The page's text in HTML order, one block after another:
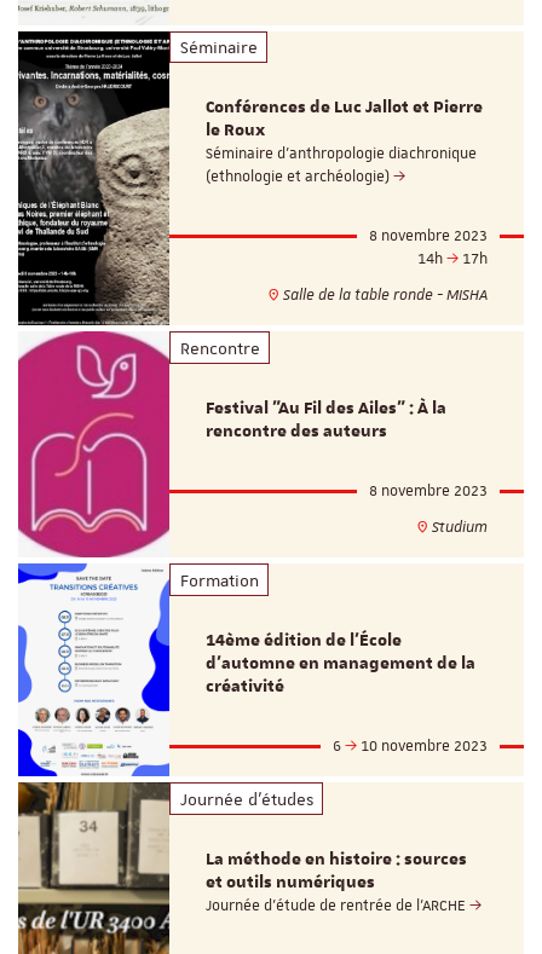
Séminaire
Conférences de Luc Jallot et Pierre
le Roux
Séminaire d'anthropologie diachronique
(ethnologie et archéologie)
8 novembre 2023
14h
17h
Salle de la table ronde - MISHA
Rencontre
Festival "Au Fil des Ailes" : À la
rencontre des auteurs
8 novembre 2023
Studium
Formation
14ème édition de l’École
d’automne en management de la
créativité
6 10 novembre 2023
Journée d'études
La méthode en histoire : sources
et outils numériques
Journée d'étude de rentrée de l'ARCHE